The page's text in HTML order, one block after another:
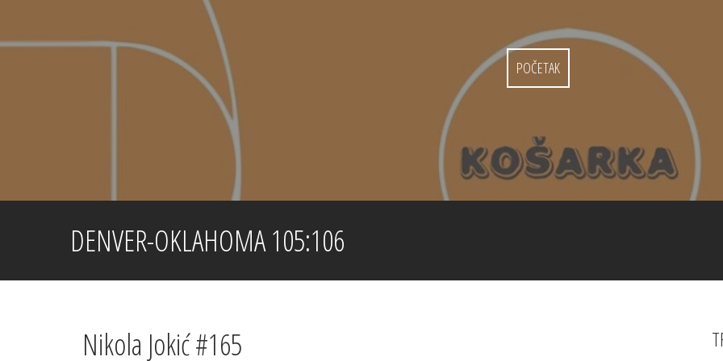
content
POČETAK
DENVER-OKLAHOMA 105:106
Nikola Jokić #165